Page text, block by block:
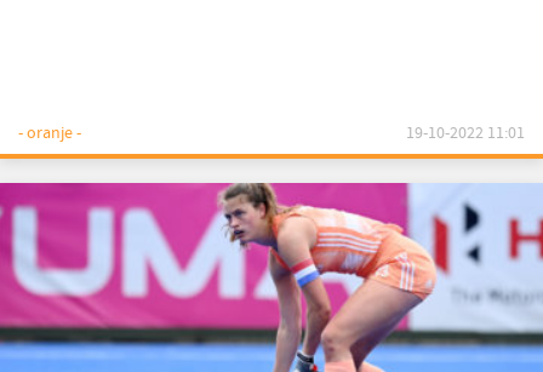
- oranje - 19-10-2022 11:01